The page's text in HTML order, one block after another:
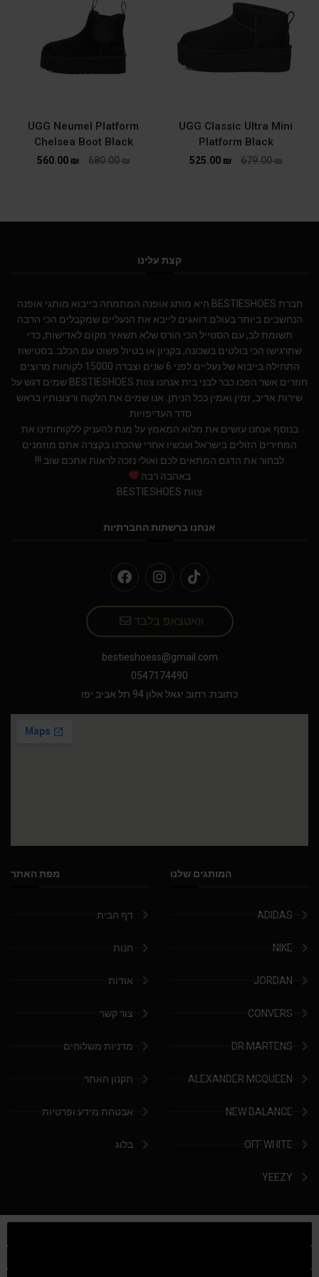
UGG Classic Ultra Mini
Platform Black
679.00₪
525.00 ₪
UGG Neumel Platform
Chelsea Boot Black
680.00₪
560.00 ₪
קצת עלינו
חברת BESTIESHOES היא מותג אופנה המתמחה בייבוא מותגי אופנה
הנחשבים ביותר בעולם.דואגים לייבא את הנעליים שמקבלים הכי הרבה
תשומת לב, עם הסטייל הכי הורס שלא תשאיר מקום לאדישות, כדי
שתרגישו הכי בולטים בשכונה, בקניון או בטיול פשוט עם הכלב. בסטישוז
התחילה בייבוא של נעליים לפני 6 שנים וצברה 15000 לקוחות מרוצים
חוזרים אשר הפכו כבר לבני בית.אנחנו צוות BESTIESHOES שמים דגש על
שירות אדיב, זמין ואמין ככל הניתן. אנו שמים את הלקוח ורצונותיו בראש
סדר העדיפויות.
בנוסף אנחנו עושים את מלוא המאמץ על מנת להעניק ללקוחותינו את
המחירים הזולים בישראל.ועכשיו אחרי שהכרנו בקצרה אתם מוזמנים
לבחור את הדגם המתאים לכם ואולי נזכה לראות אתכם שוב !!!
באהבה רבה
צוות BESTIESHOES
אנחנו ברשתות החברתיות
וואטצאפ בלבד
bestieshoess@gmail.com
0547174490
כתובת: רחוב יגאל אלון 94 תל אביב יפו
המותגים שלנו
ADIDAS
NIKE
JORDAN
CONVERS
DR.MARTENS
ALEXANDER MCQUEEN
NEW BALANCE
OFF WHITE
YEEZY
מפת האתר
דף הבית
חנות
אודות
צור קשר
מדניות משלוחים
תקנון האתר
אבטחת מידע ופרטיות
בלוג